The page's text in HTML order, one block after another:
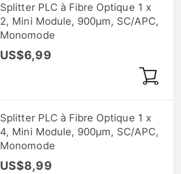
Splitter PLC à Fibre Optique 1 x
2, Mini Module, 900μm, SC/APC,
Monomode
US$6,99
Splitter PLC à Fibre Optique 1 x
4, Mini Module, 900μm, SC/APC,
Monomode
US$8,99